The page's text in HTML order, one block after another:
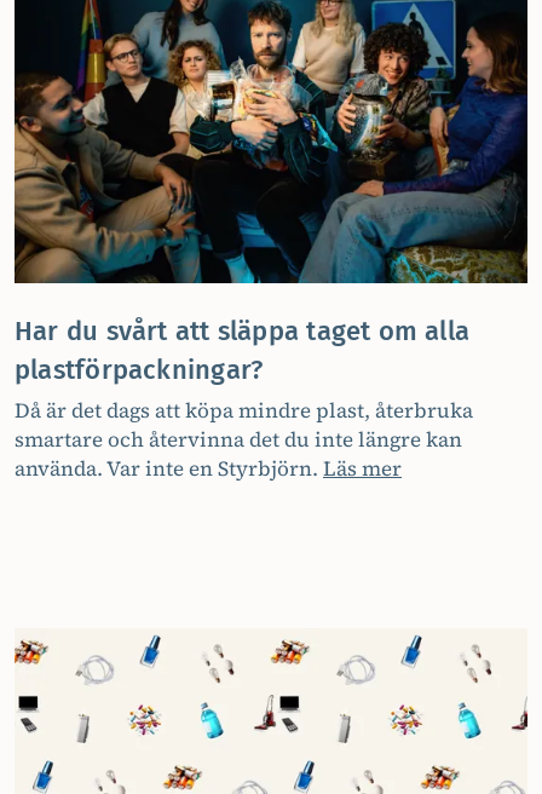
Har du svårt att släppa taget om alla
plastförpackningar?
Då är det dags att köpa mindre plast, återbruka
smartare och återvinna det du inte längre kan
använda. Var inte en Styrbjörn. Läs mer